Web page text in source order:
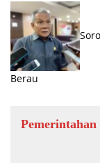
Berau
Pemerintahan